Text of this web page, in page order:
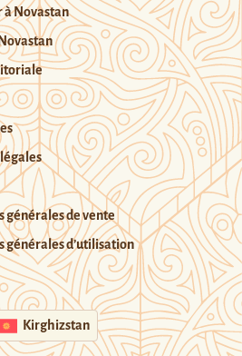
à Novastan
générales de vente
générales d’utilisation
Kirghizstan